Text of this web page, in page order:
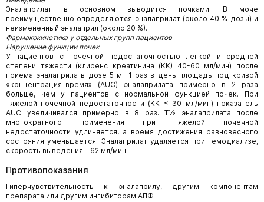
Эналаприлат в основном выводится почками. В моче
преимущественно определяются эналаприлат (около 40 % дозы) и
неизмененный эналаприл (около 20 %).
Фармакокинетика у отдельных групп пациентов
Нарушение функции почек
У пациентов с почечной недостаточностью легкой и средней
степени тяжести (клиренс креатинина (КК) 40-60 мл/мин) после
приема эналаприла в дозе 5 мг 1 раз в день площадь под кривой
«концентрация-время» (AUC) эналаприлата примерно в 2 раза
больше, чем у пациентов с нормальной функцией почек. При
тяжелой почечной недостаточности (КК ≤ 30 мл/мин) показатель
AUC увеличивался примерно в 8 раз. Т½ эналаприлата после
многократного применения при тяжелой почечной
недостаточности удлиняется, а время достижения равновесного
состояния уменьшается. Эналаприлат удаляется при гемодиализе,
скорость выведения – 62 мл/мин.
Противопоказания
Гиперчувствительность к эналаприлу, другим компонентам
препарата или другим ингибиторам АПФ.